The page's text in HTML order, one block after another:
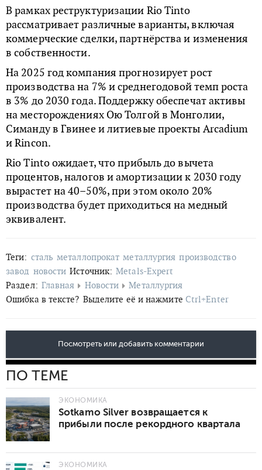
В рамках реструктуризации Rio Tinto
рассматривает различные варианты, включая
коммерческие сделки, партнёрства и изменения
в собственности.
На 2025 год компания прогнозирует рост
производства на 7% и среднегодовой темп роста
в 3% до 2030 года. Поддержку обеспечат активы
на месторождениях Ою Толгой в Монголии,
Симанду в Гвинее и литиевые проекты Arcadium
и Rincon.
Rio Tinto ожидает, что прибыль до вычета
процентов, налогов и амортизации к 2030 году
вырастет на 40–50%, при этом около 20%
производства будет приходиться на медный
эквивалент.
Теги: сталь металлопрокат металлургия производство
завод новости Источник: Metals-Expert
Раздел: Главная Новости
Металлургия
Ошибка в тексте? Выделите её и нажмите Ctrl+Enter
Посмотреть или добавить комментарии
ПО ТЕМЕ
ЭКОНОМИКА
Sotkamo Silver возвращается к
прибыли после рекордного квартала
ЭКОНОМИКА